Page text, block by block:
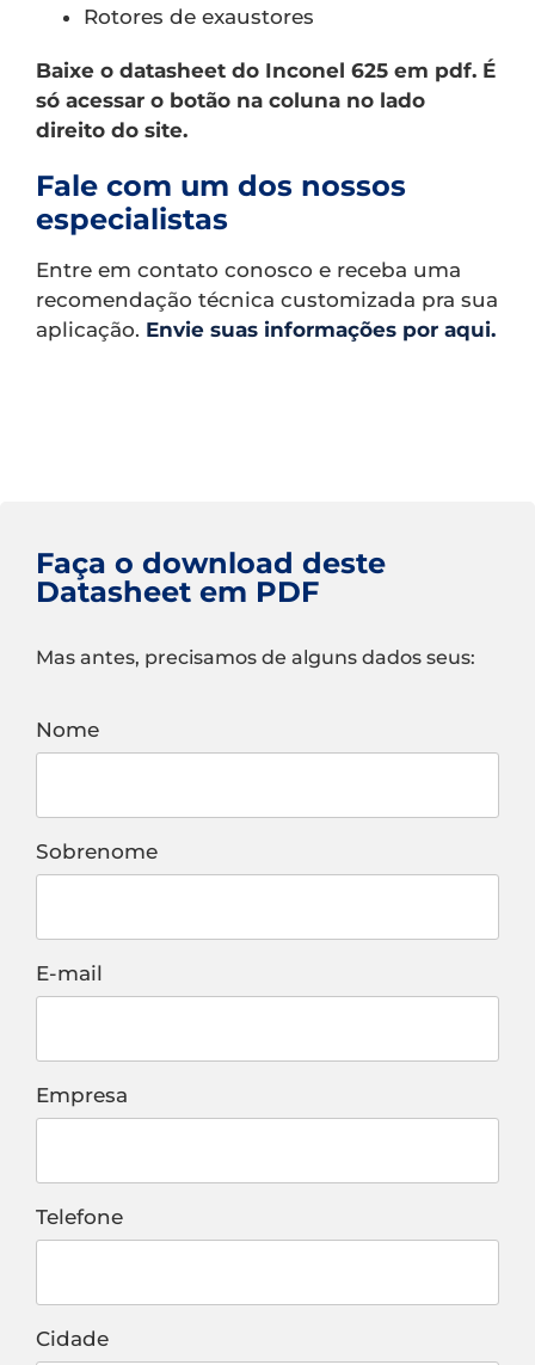
Rotores de exaustores
Baixe o datasheet do Inconel 625 em pdf. É
só acessar o botão na coluna no lado
direito do site.
Fale com um dos nossos
especialistas
Entre em contato conosco e receba uma
recomendação técnica customizada pra sua
aplicação. Envie suas informações por aqui.
Faça o download deste
Datasheet em PDF
Mas antes, precisamos de alguns dados seus:
Nome
Sobrenome
E-mail
Empresa
Telefone
Cidade